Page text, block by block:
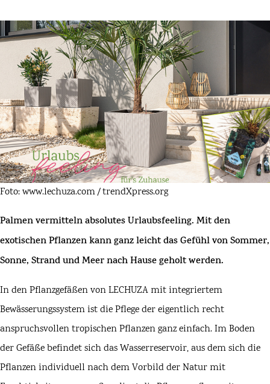
Foto: www.lechuza.com / trendXpress.org
Palmen vermitteln absolutes Urlaubsfeeling. Mit den
exotischen Pflanzen kann ganz leicht das Gefühl von Sommer,
Sonne, Strand und Meer nach Hause geholt werden.
In den Pflanzgefäßen vonLECHUZAmit integriertem
Bewässerungssystem ist die Pflege der eigentlich recht
anspruchsvollen tropischen Pflanzen ganz einfach. Im Boden
der Gefäße befindet sich das Wasserreservoir, aus dem sich die
Pflanzen individuell nach dem Vorbild der Natur mit